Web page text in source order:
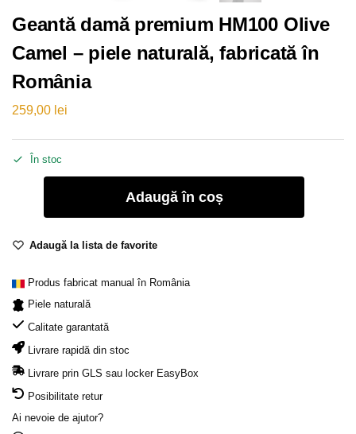
Geantă damă premium HM100 Olive
Camel – piele naturală, fabricată în
România
259,00 lei
În stoc
Adaugă în coș
Adaugă la lista de favorite
Produs fabricat manual în România
Piele naturală
Calitate garantată
Livrare rapidă din stoc
Livrare prin GLS sau locker EasyBox
Posibilitate retur
Ai nevoie de ajutor?